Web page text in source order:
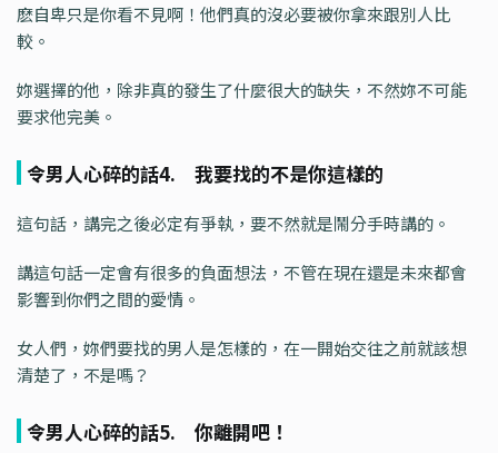
麽自卑只是你看不見啊！他們真的沒必要被你拿來跟別人比
較。
妳選擇的他，除非真的發生了什麼很大的缺失，不然妳不可能
要求他完美。
令男人心碎的話4. 我要找的不是你這樣的
這句話，講完之後必定有爭執，要不然就是鬧分手時講的。
講這句話一定會有很多的負面想法，不管在現在還是未來都會
影響到你們之間的愛情。
女人們，妳們要找的男人是怎樣的，在一開始交往之前就該想
清楚了，不是嗎？
令男人心碎的話5. 你離開吧！